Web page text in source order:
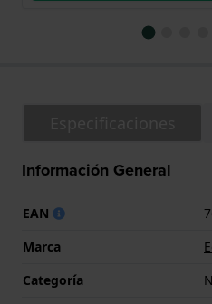
Información General
EAN
Marca
Categoría